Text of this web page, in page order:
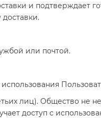
и подтверждает
или почтой.
лиц). Общество не
доступ с